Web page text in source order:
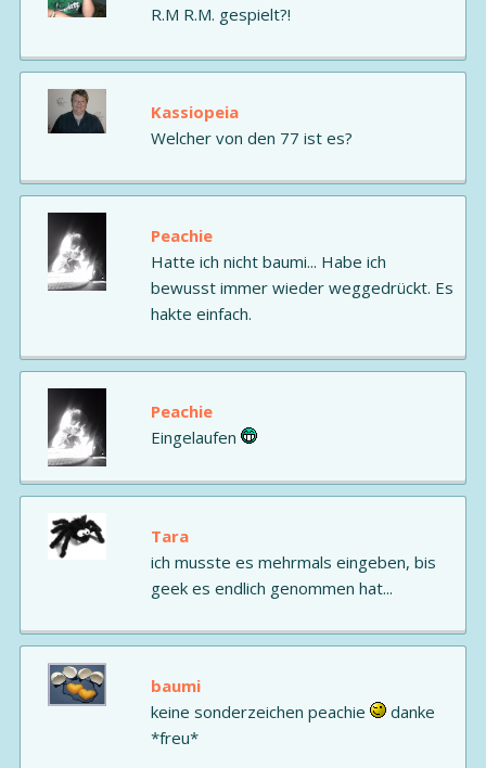
R.M R.M. gespielt?!
Kassiopeia
Welcher von den 77 ist es?
Peachie
Hatte ich nicht baumi... Habe ich
bewusst immer wieder weggedrückt. Es
hakte einfach.
Peachie
Eingelaufen
Tara
ich musste es mehrmals eingeben, bis
geek es endlich genommen hat...
baumi
keine sonderzeichen peachie
danke
*freu*